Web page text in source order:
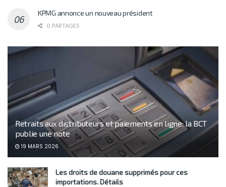
KPMG annonce un nouveau président
0 PARTAGES
Retraits aux distributeurs et paiements en ligne: la BCT
publie une note
19 MARS 2026
Les droits de douane supprimés pour ces
importations. Détails